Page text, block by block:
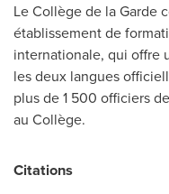
Le Collège de la Garde
établissement de
internationale, qui offre
les deux langues
plus de 1 500 officiers
au Collège.
Citations